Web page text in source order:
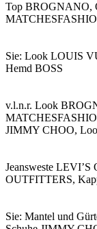
Top BROGNANO,
Sie: Look LOUIS
Hemd BOSS
v.l.n.r. Look
JIMMY CHOO,
Jeansweste
OUTFITTERS,
Sie: Mantel und